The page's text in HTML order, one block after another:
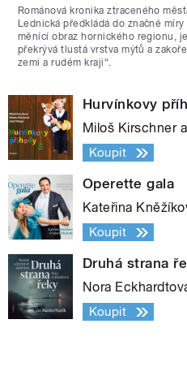
Románová kronika ztraceného
Lednická předkládá do značné
měnící obraz hornického regionu,
překrývá tlustá vrstva mýtů a
zemi a rudém kraji“.
Hurvínkovy
Miloš Kirschner
Koupit
Operette gala
Kateřina
Koupit
Druhá strana
Nora
Koupit